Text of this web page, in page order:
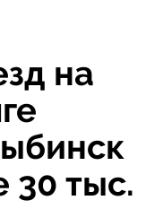
на
30 тыс.